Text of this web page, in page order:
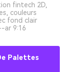
fintech 2D,
couleurs
fond clair
ar 9:16
Palettes